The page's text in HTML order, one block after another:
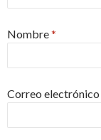
Nombre*
Correo electrónico